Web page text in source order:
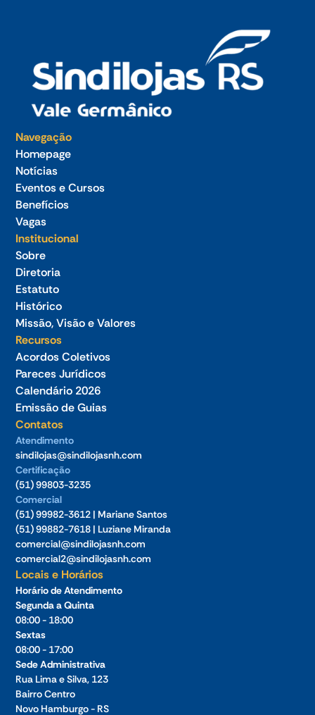
Navegação
Homepage
Notícias
Eventos e Cursos
Benefícios
Vagas
Institucional
Sobre
Diretoria
Estatuto
Histórico
Missão, Visão e Valores
Recursos
Acordos Coletivos
Pareces Jurídicos
Calendário 2026
Emissão de Guias
Contatos
Atendimento
sindilojas@sindilojasnh.com
Certificação
(51) 99803-3235
Comercial
(51) 99982-3612 | Mariane Santos
(51) 99882-7618 | Luziane Miranda
comercial@sindilojasnh.com
comercial2@sindilojasnh.com
Locais e Horários
Horário de Atendimento
Segunda a Quinta
08:00 - 18:00
Sextas
08:00 - 17:00
Sede Administrativa
Rua Lima e Silva, 123
Bairro Centro
Novo Hamburgo - RS